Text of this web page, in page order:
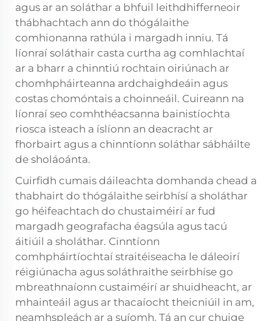
agus ar an soláthar a bhfuil leithdhifferneoir
thábhachtach ann do thógálaithe
comhionanna rathúla i margadh inniu. Tá
líonraí soláthair casta curtha ag comhlachtaí
ar a bharr a chinntiú rochtain oiriúnach ar
chomhpháirteanna ardchaighdeáin agus
costas chomóntais a choinneáil. Cuireann na
líonraí seo comhthéacsanna bainistíochta
riosca isteach a íslíonn an deacracht ar
fhorbairt agus a chinntíonn soláthar sábháilte
de sholáoánta.
Cuirfidh cumais dáileachta domhanda chead a
thabhairt do thógálaithe seirbhísí a sholáthar
go héifeachtach do chustaiméirí ar fud
margadh geografacha éagsúla agus tacú
áitiúil a sholáthar. Cinntíonn
comhpháirtíochtaí straitéiseacha le dáleoirí
réigiúnacha agus soláthraithe seirbhíse go
mbreathnaíonn custaiméirí ar shuidheacht, ar
mhainteáil agus ar thacaíocht theicniúil in am,
neamhspleách ar a suíomh. Tá an cur chuige